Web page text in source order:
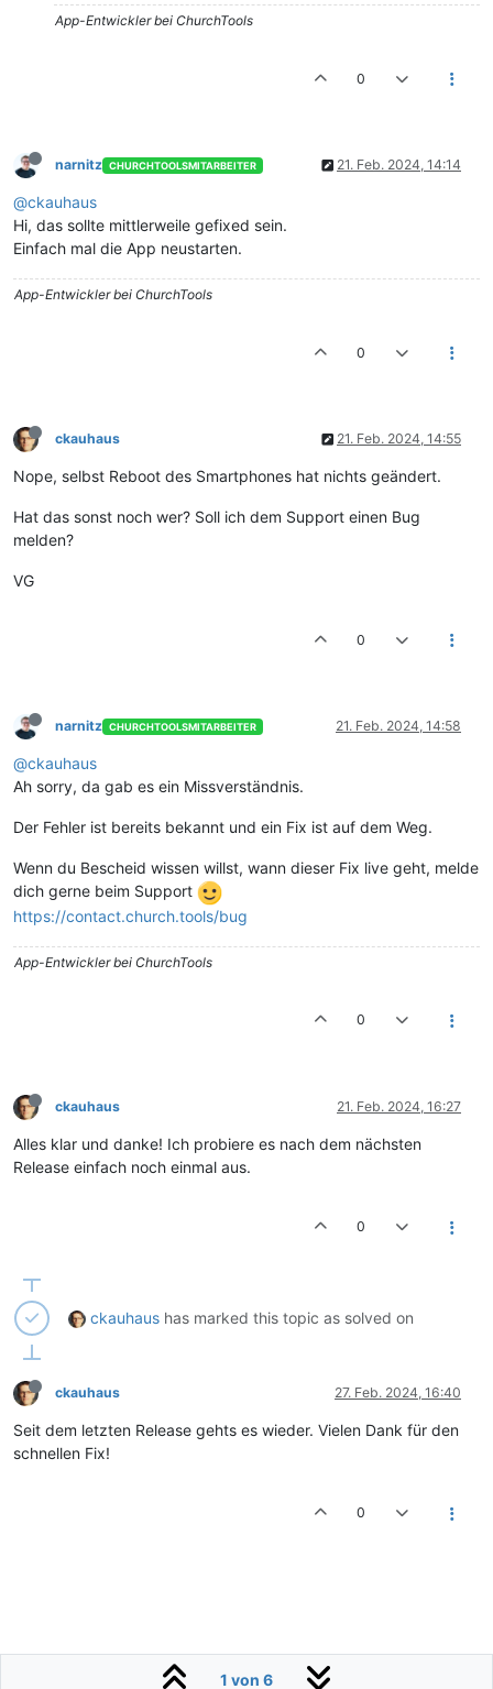
App-Entwickler bei ChurchTools
0
narnitz CHURCHTOOLSMITARBEITER 21. Feb. 2024, 14:14
@ckauhaus
Hi, das sollte mittlerweile gefixed sein.
Einfach mal die App neustarten.
App-Entwickler bei ChurchTools
0
ckauhaus 21. Feb. 2024, 14:55
Nope, selbst Reboot des Smartphones hat nichts geändert.
Hat das sonst noch wer? Soll ich dem Support einen Bug
melden?
VG
0
narnitz CHURCHTOOLSMITARBEITER 21. Feb. 2024, 14:58
@ckauhaus
Ah sorry, da gab es ein Missverständnis.
Der Fehler ist bereits bekannt und ein Fix ist auf dem Weg.
Wenn du Bescheid wissen willst, wann dieser Fix live geht, melde
dich gerne beim Support
https://contact.church.tools/bug
App-Entwickler bei ChurchTools
0
ckauhaus 21. Feb. 2024, 16:27
Alles klar und danke! Ich probiere es nach dem nächsten
Release einfach noch einmal aus.
0
ckauhaus has marked this topic as solved on
ckauhaus 27. Feb. 2024, 16:40
Seit dem letzten Release gehts es wieder. Vielen Dank für den
schnellen Fix!
0
1 von 6